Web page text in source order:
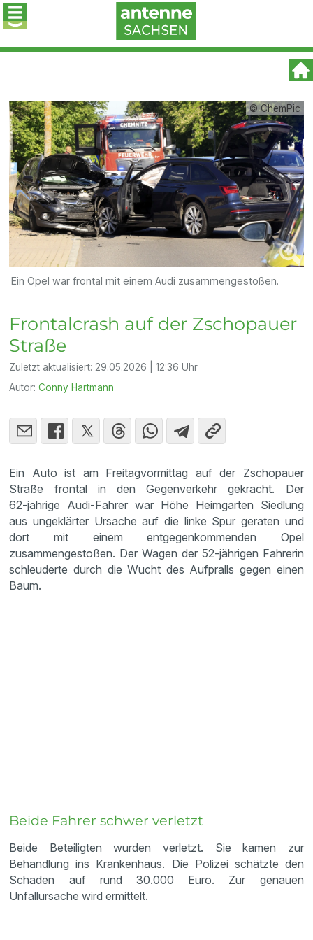
© ChemPic
Ein Opel war frontal mit einem Audi zusammengestoßen.
Frontalcrash auf der Zschopauer
Straße
Zuletzt aktualisiert: 29.05.2026 | 12:36 Uhr
Autor:Conny Hartmann
Ein Auto ist am Freitagvormittag auf der Zschopauer
Straße frontal in den Gegenverkehr gekracht. Der
62‑jährige Audi-Fahrer war Höhe Heimgarten Siedlung
aus ungeklärter Ursache auf die linke Spur geraten und
dort mit einem entgegenkommenden Opel
zusammengestoßen. Der Wagen der 52‑jährigen Fahrerin
schleuderte durch die Wucht des Aufpralls gegen einen
Baum.
Beide Fahrer schwer verletzt
Beide Beteiligten wurden verletzt. Sie kamen zur
Behandlung ins Krankenhaus. Die Polizei schätzte den
Schaden auf rund 30.000 Euro. Zur genauen
Unfallursache wird ermittelt.